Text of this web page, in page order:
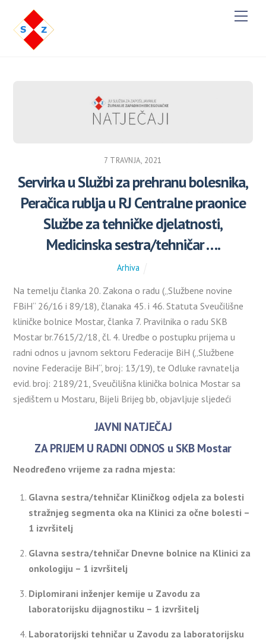
M
e
7 TRAVNJA, 2021
Servirka u Službi za prehranu bolesnika,
Peračica rublja u RJ Centralne praonice
Službe za tehničke djelatnosti,
Medicinska sestra/tehničar ….
Arhiva
Na temelju članka 20. Zakona o radu („Službene novine
FBiH“ 26/16 i 89/18), članaka 45. i 46. Statuta Sveučilišne
kliničke bolnice Mostar, članka 7. Pravilnika o radu SKB
Mostar br.7615/2/18, čl. 4. Uredbe o postupku prijema u
radni odnos u javnom sektoru Federacije BiH („Službene
novine Federacije BiH“, broj: 13/19), te Odluke ravnatelja
evid. broj: 2189/21, Sveučilišna klinička bolnica Mostar sa
sjedištem u Mostaru, Bijeli Brijeg bb, objavljuje sljedeći
JAVNI NATJEČAJ
ZA PRIJEM U RADNI ODNOS u SKB Mostar
Neodređeno vrijeme za radna mjesta:
Glavna sestra/tehničar Kliničkog odjela za bolesti
stražnjeg segmenta oka na Klinici za očne bolesti –
1 izvršitelj
Glavna sestra/tehničar Dnevne bolnice na Klinici za
onkologiju – 1 izvršitelj
Diplomirani inženjer kemije u Zavodu za
laboratorijsku dijagnostiku – 1 izvršitelj
Laboratorijski tehničar u Zavodu za laboratorijsku